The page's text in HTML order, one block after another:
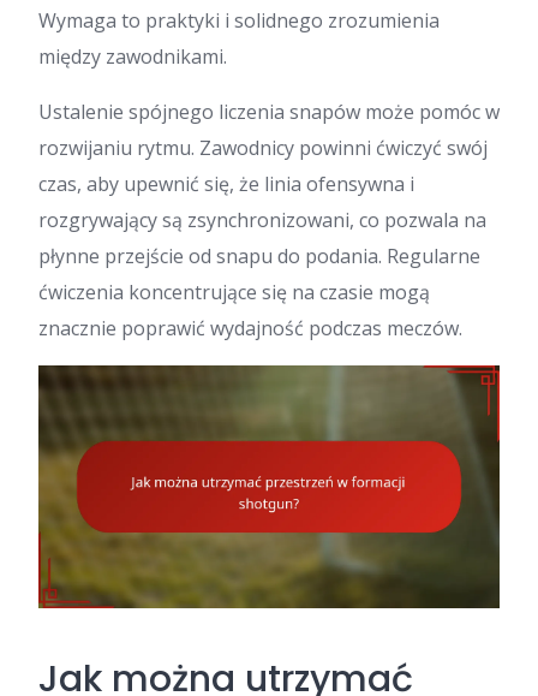
Wymaga to praktyki i solidnego zrozumienia
między zawodnikami.
Ustalenie spójnego liczenia snapów może pomóc w
rozwijaniu rytmu. Zawodnicy powinni ćwiczyć swój
czas, aby upewnić się, że linia ofensywna i
rozgrywający są zsynchronizowani, co pozwala na
płynne przejście od snapu do podania. Regularne
ćwiczenia koncentrujące się na czasie mogą
znacznie poprawić wydajność podczas meczów.
Jak można utrzymać